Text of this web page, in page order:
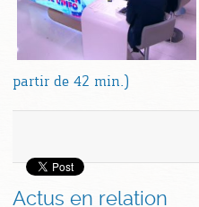
partir de 42 min.)
Actus en relation